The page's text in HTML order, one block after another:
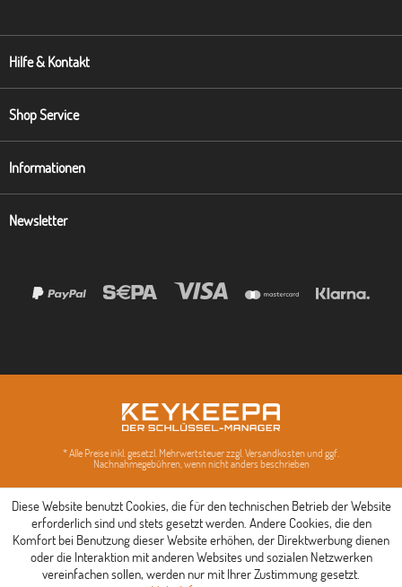
Hilfe & Kontakt
Shop Service
Informationen
Newsletter
* Alle Preise inkl. gesetzl. Mehrwertsteuer zzgl. Versandkosten und ggf.
Nachnahmegebühren, wenn nicht anders beschrieben
Diese Website benutzt Cookies, die für den technischen Betrieb der Website
erforderlich sind und stets gesetzt werden. Andere Cookies, die den
Komfort bei Benutzung dieser Website erhöhen, der Direktwerbung dienen
oder die Interaktion mit anderen Websites und sozialen Netzwerken
vereinfachen sollen, werden nur mit Ihrer Zustimmung gesetzt.